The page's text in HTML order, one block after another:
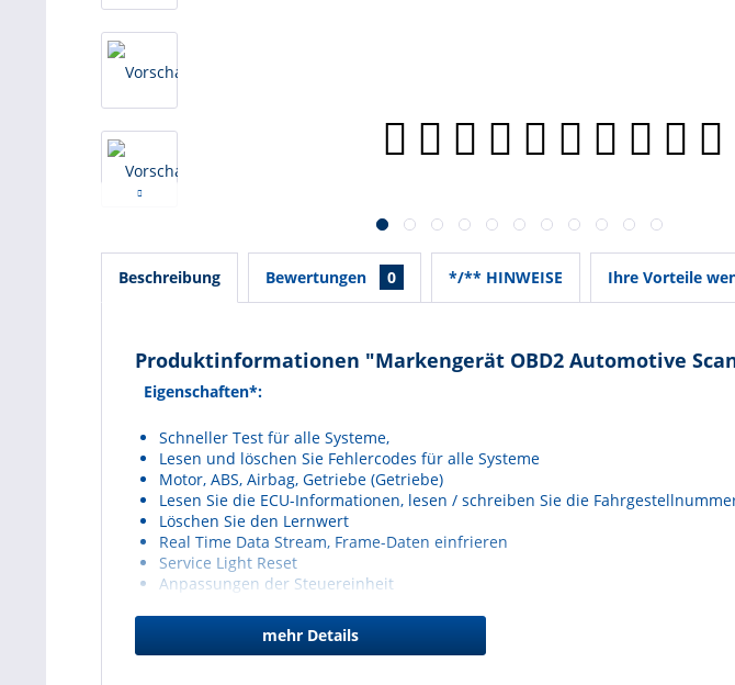
Beschreibung Bewertungen 0 */** HINWEISE Ihre Vorteile
Produktinformationen "Markengerät OBD2 Automotive
Eigenschaften*:
Schneller Test für alle Systeme,
Lesen und löschen Sie Fehlercodes für alle Systeme
Motor, ABS, Airbag, Getriebe (Getriebe)
Lesen Sie die ECU-Informationen, lesen / schreiben Sie die
Löschen Sie den Lernwert
Real Time Data Stream, Frame-Daten einfrieren
Service Light Reset
Anpassungen der Steuereinheit
mehr Details